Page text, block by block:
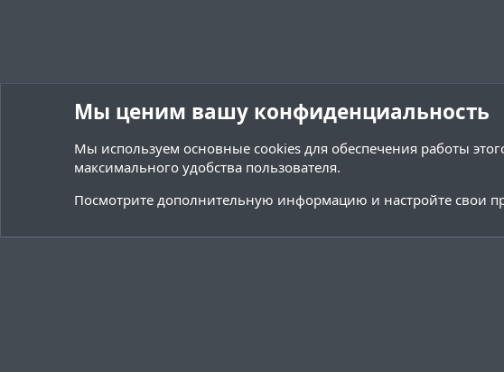
Ресурсы
Мы ценим вашу конфиденциальность
Мы используем основные cookies для обеспечения работы
максимального удобства пользователя.
Посмотрите дополнительную информацию и настройте свои